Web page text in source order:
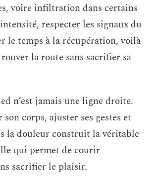
voire infiltration dans certains
respecter les signaux du
le temps à la récupération, voilà
la route sans sacrifier sa
n’est jamais une ligne droite.
son corps, ajuster ses gestes et
la douleur construit la véritable
qui permet de courir
sacrifier le plaisir.